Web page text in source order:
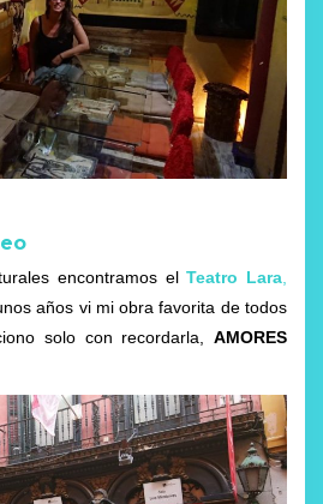
encontramos el Teatro Lara
años vi mi obra favorita de todos
solo con recordarla, AMORES